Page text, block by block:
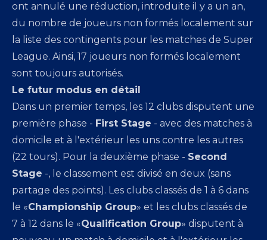
ont annulé une réduction, introduite il y a un an,
du nombre de joueurs non formés localement sur
la liste des contingents pour les matches de Super
League. Ainsi, 17 joueurs non formés localement
sont toujours autorisés.
Le futur modus en détail
Dans un premier temps, les 12 clubs disputent une
première phase - First Stage - avec des matches à
domicile et à l'extérieur les uns contre les autres
(22 tours). Pour la deuxième phase - Second
Stage -, le classement est divisé en deux (sans
partage des points). Les clubs classés de 1 à 6 dans
le «Championship Group» et les clubs classés de
7 à 12 dans le «Qualification Group» disputent à